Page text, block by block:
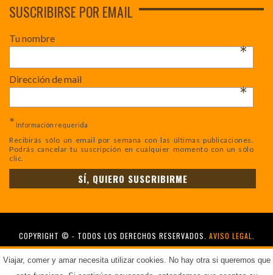
SUSCRIBIRSE POR EMAIL
Tu nombre
*
Dirección de mail
*
* Información requerida
Recibirás sólo un email por semana con las últimas publicaciones.
Podrás cancelar tu suscripción en cualquier momento con un sólo
clic.
COPYRIGHT © - TODOS LOS DERECHOS RESERVADOS. AVISO LEGAL.
Viajar, comer y amar necesita utilizar cookies. No hay otra si queremos que